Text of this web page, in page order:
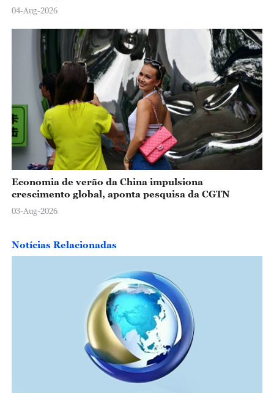
04-Aug-2026
Economia de verão da China impulsiona
crescimento global, aponta pesquisa da CGTN
03-Aug-2026
Notícias Relacionadas